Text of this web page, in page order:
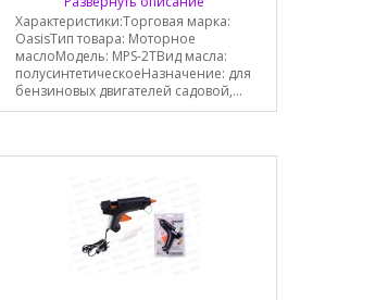
Характеристики:Торговая марка:
OasisТип товара: Моторное
маслоМодель: MPS-2TВид масла:
полусинтетическоеНазначение: для
бензиновых двигателей садовой,...